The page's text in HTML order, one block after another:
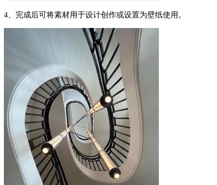
4、完成后可将素材用于设计创作或设置为壁纸使用。